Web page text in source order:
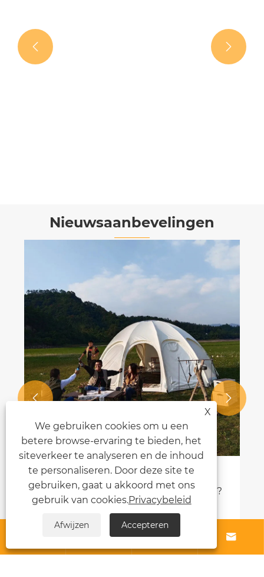
 
Nieuwsaanbevelingen
Innovatieve hoteltentoplossingen
leiden de nieuwe trend van luxe
outdoor-gastvrijheid
 
 
X
We gebruiken cookies om u een
betere browse-ervaring te bieden, het
siteverkeer te analyseren en de inhoud
te personaliseren. Door deze site te
gebruiken, gaat u akkoord met ons
gebruik van cookies.Privacybeleid
Afwijzen Accepteren